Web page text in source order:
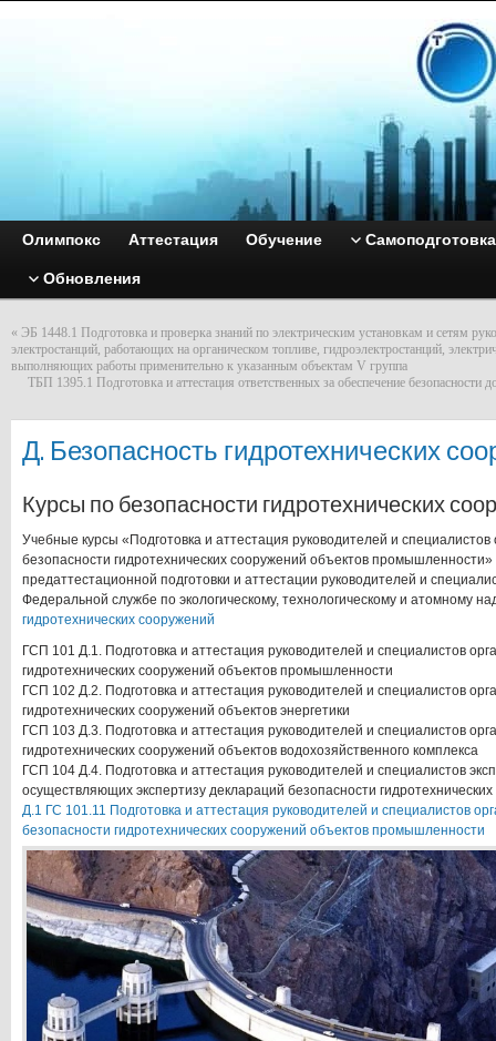
Олимпокс Аттестация Обучение Самоподготовка
Обновления
« ЭБ 1448.1 Подготовка и проверка знаний по электрическим установкам и сетям
электростанций, работающих на органическом топливе, гидроэлектростанций,
выполняющих работы применительно к указанным объектам V группа
ТБП 1395.1 Подготовка и аттестация ответственных за обеспечение безопасности
Д. Безопасность гидротехнических
Курсы по безопасности гидротехнических
Учебные курсы «Подготовка и аттестация руководителей и специалистов
безопасности гидротехнических сооружений объектов
предаттестационной подготовки и аттестации руководителей и
Федеральной службе по экологическому, технологическому и атомному
гидротехнических сооружений
ГСП 101 Д.1. Подготовка и аттестация руководителей и специалистов
гидротехнических сооружений объектов промышленности
ГСП 102 Д.2. Подготовка и аттестация руководителей и специалистов
гидротехнических сооружений объектов энергетики
ГСП 103 Д.3. Подготовка и аттестация руководителей и специалистов
гидротехнических сооружений объектов водохозяйственного комплекса
ГСП 104 Д.4. Подготовка и аттестация руководителей и специалистов
осуществляющих экспертизу деклараций безопасности
Д.1 ГС 101.11 Подготовка и аттестация руководителей и специалистов
безопасности гидротехнических сооружений объектов промышленности